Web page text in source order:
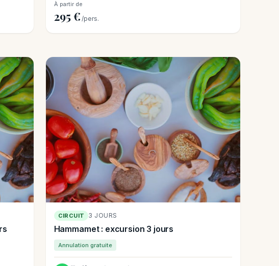
À partir de
295 € /pers.
CIRCUIT 3 JOURS
Hammamet : excursion 3 jours
Annulation gratuite